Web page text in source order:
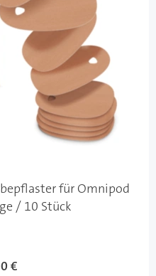
für Omnipod
/ 10 Stück
€